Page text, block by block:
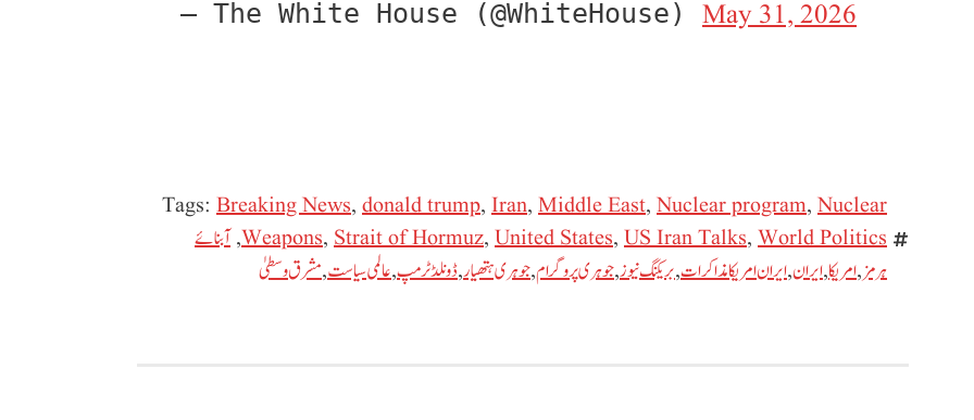
— The White House (@WhiteHouse) May 31, 2026
Tags: Breaking News, donald trump, Iran, Middle East, Nuclear program, Nuclear
Weapons, Strait of Hormuz, United States, US Iran Talks, World Politics
,آبنائے
ہرمز,امریکا,ایران,ایران امریکا مذاکرات,بریکنگ نیوز,جوہری پروگرام,جوہری ہتھیار,ڈونلڈ ٹرمپ,عالمی سیاست,مشرق وسطیٰ